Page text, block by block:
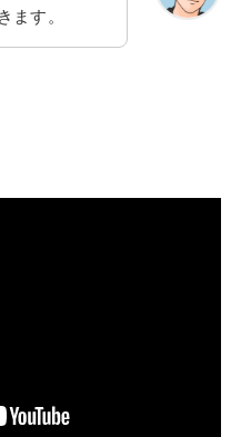
ます。